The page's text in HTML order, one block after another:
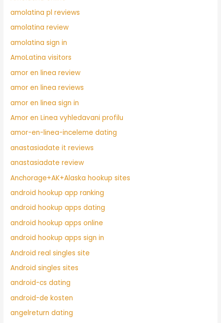
amolatina pl reviews
amolatina review
amolatina sign in
AmoLatina visitors
amor en linea review
amor en linea reviews
amor en linea sign in
Amor en Linea vyhledavani profilu
amor-en-linea-inceleme dating
anastasiadate it reviews
anastasiadate review
Anchorage+AK+Alaska hookup sites
android hookup app ranking
android hookup apps dating
android hookup apps online
android hookup apps sign in
Android real singles site
Android singles sites
android-cs dating
android-de kosten
angelreturn dating